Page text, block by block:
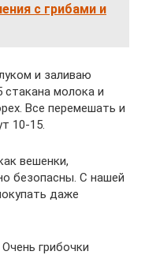
с грибами и
и заливаю
молока и
Все перемешать и
10-15.
вешенки,
безопасны. С нашей
даже
грибочки